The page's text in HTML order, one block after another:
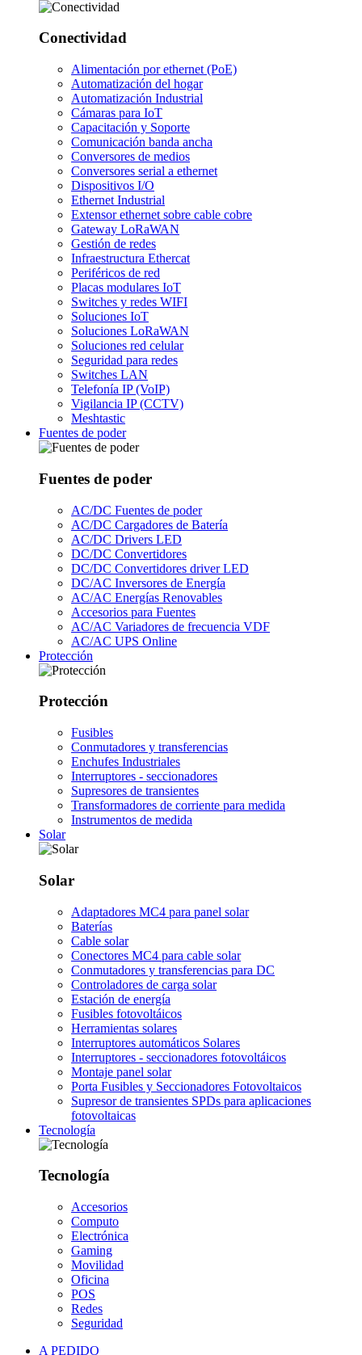
Conectividad
Alimentación por ethernet (PoE)
Automatización del hogar
Automatización Industrial
Cámaras para IoT
Capacitación y Soporte
Comunicación banda ancha
Conversores de medios
Conversores serial a ethernet
Dispositivos I/O
Ethernet Industrial
Extensor ethernet sobre cable cobre
Gateway LoRaWAN
Gestión de redes
Infraestructura Ethercat
Periféricos de red
Placas modulares IoT
Switches y redes WIFI
Soluciones IoT
Soluciones LoRaWAN
Soluciones red celular
Seguridad para redes
Switches LAN
Telefonía IP (VoIP)
Vigilancia IP (CCTV)
Meshtastic
Fuentes de poder
Fuentes de poder
AC/DC Fuentes de poder
AC/DC Cargadores de Batería
AC/DC Drivers LED
DC/DC Convertidores
DC/DC Convertidores driver LED
DC/AC Inversores de Energía
AC/AC Energías Renovables
Accesorios para Fuentes
AC/AC Variadores de frecuencia VDF
AC/AC UPS Online
Protección
Protección
Fusibles
Conmutadores y transferencias
Enchufes Industriales
Interruptores - seccionadores
Supresores de transientes
Transformadores de corriente para medida
Instrumentos de medida
Solar
Solar
Adaptadores MC4 para panel solar
Baterías
Cable solar
Conectores MC4 para cable solar
Conmutadores y transferencias para DC
Controladores de carga solar
Estación de energía
Fusibles fotovoltáicos
Herramientas solares
Interruptores automáticos Solares
Interruptores - seccionadores fotovoltáicos
Montaje panel solar
Porta Fusibles y Seccionadores Fotovoltaicos
Supresor de transientes SPDs para aplicaciones
fotovoltaicas
Tecnología
Tecnología
Accesorios
Computo
Electrónica
Gaming
Movilidad
Oficina
POS
Redes
Seguridad
A PEDIDO